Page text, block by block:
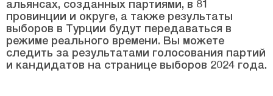
Сариджан
СИВРИЛДЕ
Учоджак
альянсах, созданных партиями, в 81
провинции и округе, а также результаты
выборов в Турции будут передаваться в
режиме реального времени. Вы можете
следить за результатами голосования партий
и кандидатов на странице выборов 2024 года.